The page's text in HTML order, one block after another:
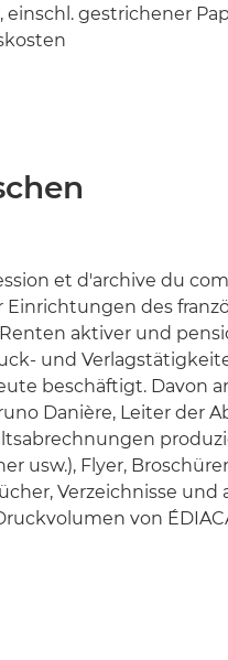
einschl. gestrichener
et d'archive du
des
aktiver und
und
beschäftigt. Davon
Danière, Leiter der
usw.), Flyer,
Verzeichnisse und
von